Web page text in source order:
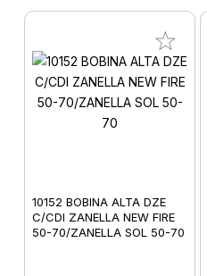
10152 BOBINA ALTA DZE
C/CDI ZANELLA NEW FIRE
50-70/ZANELLA SOL 50-70